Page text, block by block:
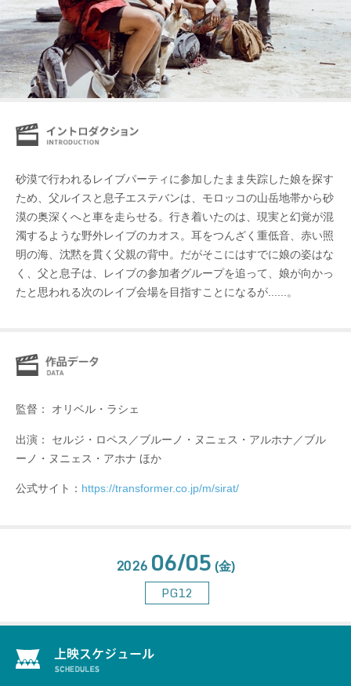
砂漠で行われるレイブパーティに参加したまま失踪した娘を探す
ため、父ルイスと息子エステバンは、モロッコの山岳地帯から砂
漠の奥深くへと車を走らせる。行き着いたのは、現実と幻覚が混
濁するような野外レイブのカオス。耳をつんざく重低音、赤い照
明の海、沈黙を貫く父親の背中。だがそこにはすでに娘の姿はな
く、父と息子は、レイブの参加者グループを追って、娘が向かっ
たと思われる次のレイブ会場を目指すことになるが......。
監督： オリベル・ラシェ
出演： セルジ・ロペス／ブルーノ・ヌニェス・アルホナ／ブル
ーノ・ヌニェス・アホナ ほか
公式サイト： https://transformer.co.jp/m/sirat/
2026 06/05 (金)
PG12